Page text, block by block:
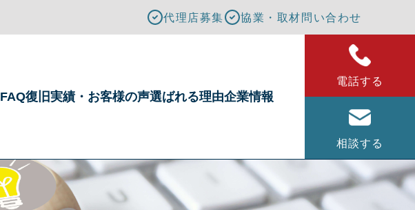
代理店募集 協業・取材問い合わせ
FAQ復旧実績・ お客様の声選ばれる理由企業情報
電話する
相談する